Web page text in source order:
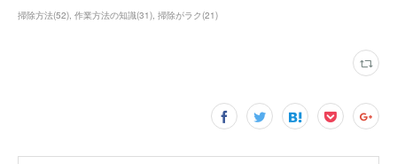
掃除方法(52) 作業方法の知識(31) 掃除がラク(21)